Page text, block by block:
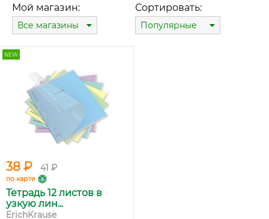
Мой магазин:
Все магазины
Сортировать:
Популярные
NEW
38 ₽ 41 ₽
по карте
Тетрадь 12 листов в
узкую лин...
ErichKrause